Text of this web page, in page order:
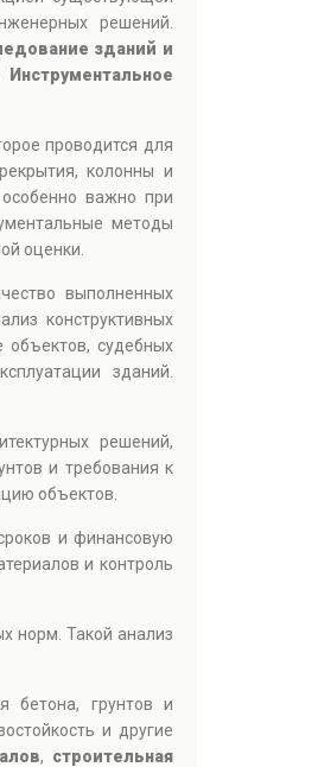
решений.
зданий и
Инструментальное
проводится для
колонны и
особенно важно при
методы
оценки.
выполненных
конструктивных
объектов, судебных
зданий.
решений,
и требования к
объектов.
и финансовую
и контроль
норм. Такой анализ
бетона, грунтов и
и другие
, строительная